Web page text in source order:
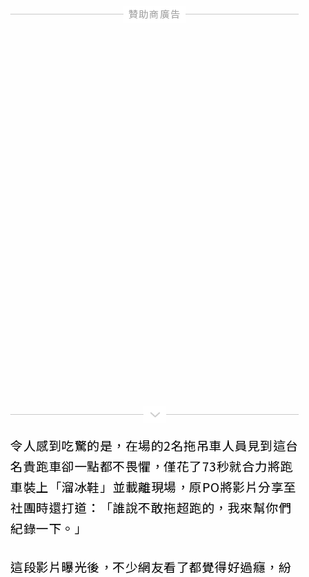
令人感到吃驚的是，在場的2名拖吊車人員見到這台
名貴跑車卻一點都不畏懼，僅花了73秒就合力將跑
車裝上「溜冰鞋」並載離現場，原PO將影片分享至
社團時還打道：「誰說不敢拖超跑的，我來幫你們
紀錄一下。」
這段影片曝光後，不少網友看了都覺得好過癮，紛